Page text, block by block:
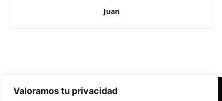
Valoramos tu privacidad
Juan
Redes Cristianas